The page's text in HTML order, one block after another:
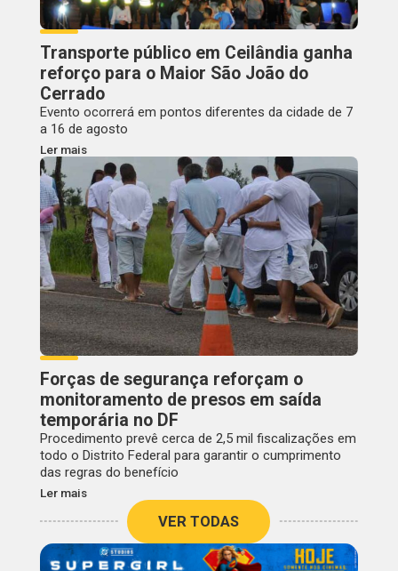
Transporte público em Ceilândia ganha
reforço para o Maior São João do
Cerrado
Evento ocorrerá em pontos diferentes da cidade de 7
a 16 de agosto
Ler mais
Forças de segurança reforçam o
monitoramento de presos em saída
temporária no DF
Procedimento prevê cerca de 2,5 mil fiscalizações em
todo o Distrito Federal para garantir o cumprimento
das regras do benefício
Ler mais
VER TODAS